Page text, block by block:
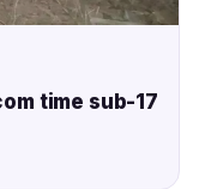
time sub-17